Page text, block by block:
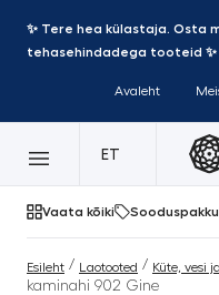
✨ Tere hea külastaja. Osta
tehasehindadega tooteid ✨
Avaleht
ET
Vaata kõiki
Esileht / Laotooted / Küte, vesi
kaminahi 902 Gine